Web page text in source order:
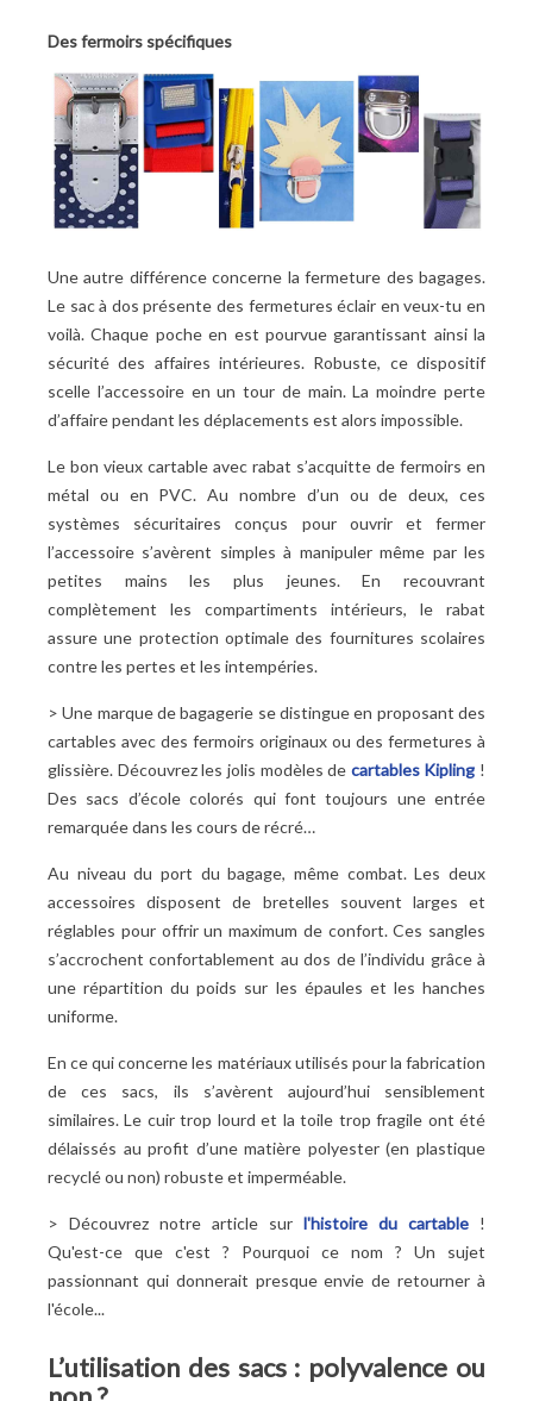
Des fermoirs spécifiques
Une autre différence concerne la fermeture des bagages.
Le sac à dos présente des fermetures éclair en veux-tu en
voilà. Chaque poche en est pourvue garantissant ainsi la
sécurité des affaires intérieures. Robuste, ce dispositif
scelle l’accessoire en un tour de main. La moindre perte
d’affaire pendant les déplacements est alors impossible.
Le bon vieux cartable avec rabat s’acquitte de fermoirs en
métal ou en PVC. Au nombre d’un ou de deux, ces
systèmes sécuritaires conçus pour ouvrir et fermer
l’accessoire s’avèrent simples à manipuler même par les
petites mains les plus jeunes. En recouvrant
complètement les compartiments intérieurs, le rabat
assure une protection optimale des fournitures scolaires
contre les pertes et les intempéries.
> Une marque de bagagerie se distingue en proposant des
cartables avec des fermoirs originaux ou des fermetures à
glissière. Découvrez les jolis modèles de cartables Kipling !
Des sacs d’école colorés qui font toujours une entrée
remarquée dans les cours de récré…
Au niveau du port du bagage, même combat. Les deux
accessoires disposent de bretelles souvent larges et
réglables pour offrir un maximum de confort. Ces sangles
s’accrochent confortablement au dos de l’individu grâce à
une répartition du poids sur les épaules et les hanches
uniforme.
En ce qui concerne les matériaux utilisés pour la fabrication
de ces sacs, ils s’avèrent aujourd’hui sensiblement
similaires. Le cuir trop lourd et la toile trop fragile ont été
délaissés au profit d’une matière polyester (en plastique
recyclé ou non) robuste et imperméable.
> Découvrez notre article sur l'histoire du cartable !
Qu'est-ce que c'est ? Pourquoi ce nom ? Un sujet
passionnant qui donnerait presque envie de retourner à
l'école...
L’utilisation des sacs : polyvalence ou